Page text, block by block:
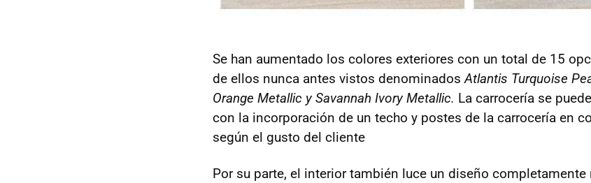
Se han aumentado los colores exteriores con un total de 15
de ellos nunca antes vistos denominadosAtlantis Turquoise
Orange Metallic y Savannah Ivory Metallic. La carrocería se
con la incorporación de un techo y postes de la carrocería en
según el gusto del cliente
Por su parte, el interior también luce un diseño